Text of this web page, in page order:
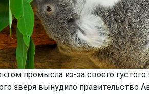
промысла из-за своего
зверя вынудило правительство